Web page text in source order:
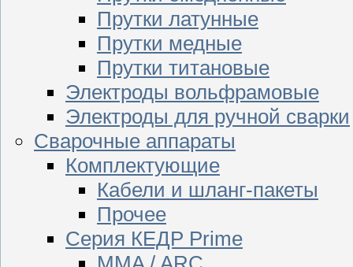
Прутки латунные
Прутки медные
Прутки титановые
Электроды вольфрамовые
Электроды для ручной сварки
Сварочные аппараты
Комплектующие
Кабели и шланг-пакеты
Прочее
Серия КЕДР Prime